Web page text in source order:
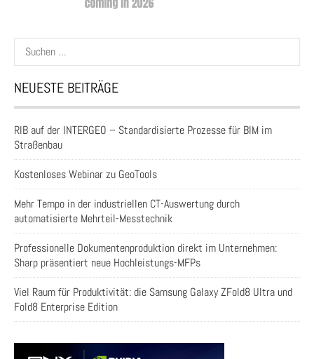
Suchen
nach:
NEUESTE BEITRÄGE
RIB auf der INTERGEO – Standardisierte Prozesse für BIM im
Straßenbau
Kostenloses Webinar zu GeoTools
Mehr Tempo in der industriellen CT-Auswertung durch
automatisierte Mehrteil-Messtechnik
Professionelle Dokumentenproduktion direkt im Unternehmen:
Sharp präsentiert neue Hochleistungs-MFPs
Viel Raum für Produktivität: die Samsung Galaxy ZFold8 Ultra und
Fold8 Enterprise Edition